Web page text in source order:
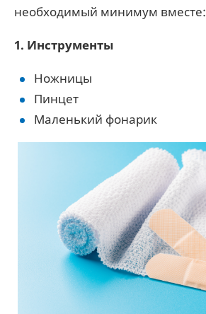
необходимый минимум вместе:
1. Инструменты
Ножницы
Пинцет
Маленький фонарик